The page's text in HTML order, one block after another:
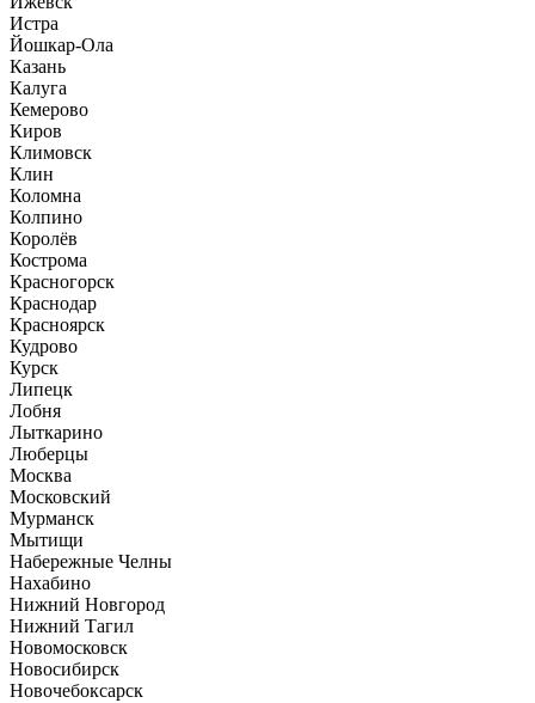
Истра
Йошкар-Ола
Казань
Калуга
Кемерово
Киров
Климовск
Клин
Коломна
Колпино
Королёв
Кострома
Красногорск
Краснодар
Красноярск
Кудрово
Курск
Липецк
Лобня
Лыткарино
Люберцы
Москва
Московский
Мурманск
Мытищи
Набережные Челны
Нахабино
Нижний Новгород
Нижний Тагил
Новомосковск
Новосибирск
Новочебоксарск